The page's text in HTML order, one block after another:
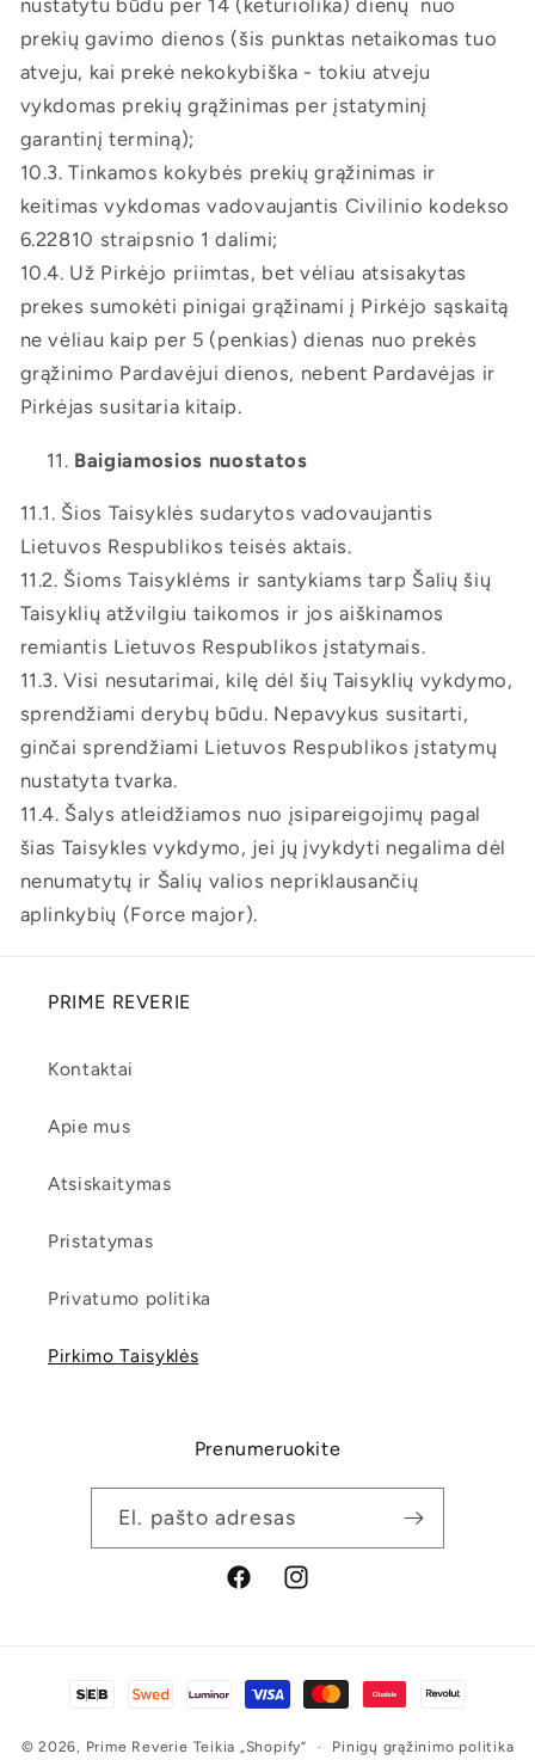
nustatytu būdu per 14 (keturiolika) dienų nuo
prekių gavimo dienos (šis punktas netaikomas tuo
atveju, kai prekė nekokybiška - tokiu atveju
vykdomas prekių grąžinimas per įstatyminį
garantinį terminą);
10.3. Tinkamos kokybės prekių grąžinimas ir
keitimas vykdomas vadovaujantis Civilinio kodekso
6.22810 straipsnio 1 dalimi;
10.4. Už Pirkėjo priimtas, bet vėliau atsisakytas
prekes sumokėti pinigai grąžinami į Pirkėjo sąskaitą
ne vėliau kaip per 5 (penkias) dienas nuo prekės
grąžinimo Pardavėjui dienos, nebent Pardavėjas ir
Pirkėjas susitaria kitaip.
Baigiamosios nuostatos
11.1. Šios Taisyklės sudarytos vadovaujantis
Lietuvos Respublikos teisės aktais.
11.2. Šioms Taisyklėms ir santykiams tarp Šalių šių
Taisyklių atžvilgiu taikomos ir jos aiškinamos
remiantis Lietuvos Respublikos įstatymais.
11.3. Visi nesutarimai, kilę dėl šių Taisyklių vykdymo,
sprendžiami derybų būdu. Nepavykus susitarti,
ginčai sprendžiami Lietuvos Respublikos įstatymų
nustatyta tvarka.
11.4. Šalys atleidžiamos nuo įsipareigojimų pagal
šias Taisykles vykdymo, jei jų įvykdyti negalima dėl
nenumatytų ir Šalių valios nepriklausančių
aplinkybių (Force major).
PRIME REVERIE
Kontaktai
Apie mus
Atsiskaitymas
Pristatymas
Privatumo politika
Pirkimo Taisyklės
Prenumeruokite
El. pašto adresas
„Facebook“„Instagram“
Mokėjimo
© 2026, Prime Reverie Teikia „Shopify“ Pinigų grąžinimo politika